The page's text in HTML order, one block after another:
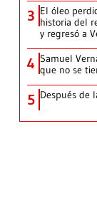
3 El óleo
historia del
y regresó a
4 Samuel
que no se
5 Después de